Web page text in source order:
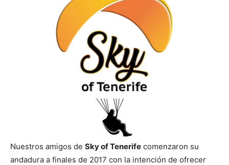
Nuestros amigos de Sky of Tenerife comenzaron su
andadura a finales de 2017 con la intención de ofrecer